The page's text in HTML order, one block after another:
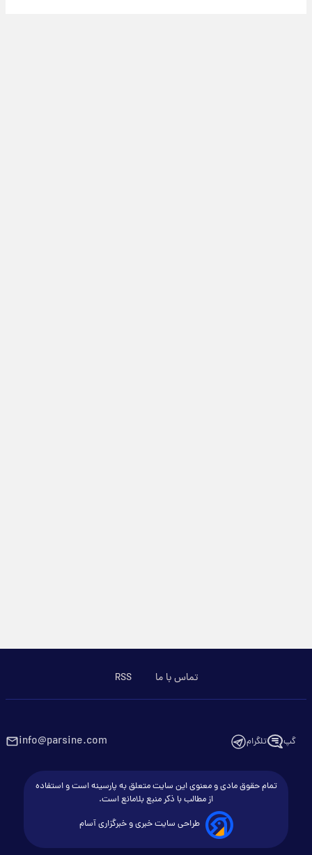
تماس با ما RSS
گپ تلگرام info@parsine.com
تمام حقوق مادی و معنوی این سایت متعلق به پارسینه است و استفاده
از مطالب با ذکر منبع بلامانع است.
طراحی سایت خبری و خبرگزاری آسام